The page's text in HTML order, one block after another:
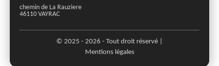
chemin de La Rauziere
46110 VAYRAC
© 2025 - 2026 - Tout droit réservé |
Mentions légales